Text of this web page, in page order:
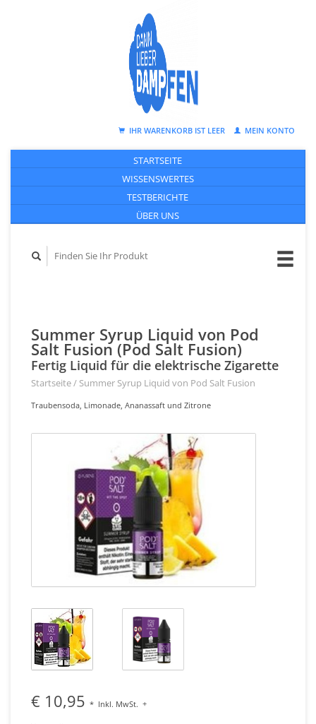
IHR WARENKORB IST LEER MEIN KONTO
STARTSEITE
WISSENSWERTES
TESTBERICHTE
ÜBER UNS
Summer Syrup Liquid von Pod
Salt Fusion (Pod Salt Fusion)
Fertig Liquid für die elektrische Zigarette
Startseite/ Summer Syrup Liquid von Pod Salt Fusion
Traubensoda, Limonade, Ananassaft und Zitrone
€ 10,95 * Inkl. MwSt. +